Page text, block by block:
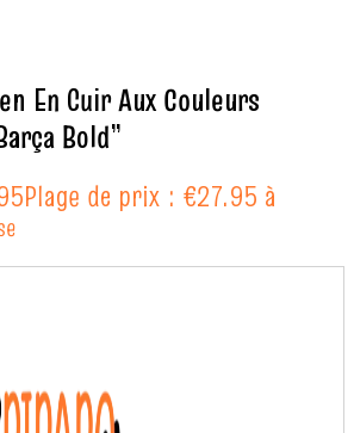
En Cuir Aux Couleurs
Bold”
Plage de prix : €27.95 à